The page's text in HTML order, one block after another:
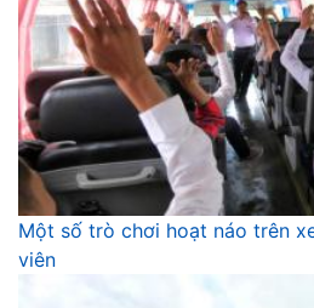
Một số trò chơi hoạt náo trên
viên